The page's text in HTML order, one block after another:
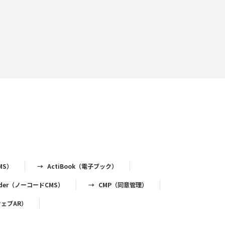
） ActiBook（電子ブック）
（ノーコードCMS） CMP（同意管理）
ブAR）